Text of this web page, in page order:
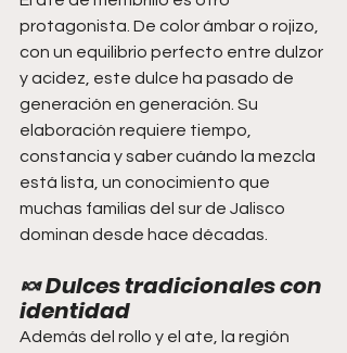
protagonista. De color ámbar o rojizo,
con un equilibrio perfecto entre dulzor
y acidez, este dulce ha pasado de
generación en generación. Su
elaboración requiere tiempo,
constancia y saber cuándo la mezcla
está lista, un conocimiento que
muchas familias del sur de Jalisco
dominan desde hace décadas.
🍬 Dulces tradicionales con
identidad
Además del rollo y el ate, la región